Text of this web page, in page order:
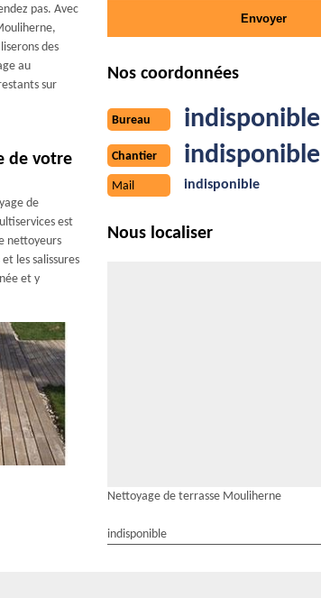
pas. Avec
des
au
sur
de votre
de
est
nettoyeurs
les salissures
et y
Nos coordonnées
Bureau indisponible
Chantier indisponible
Mail indisponible
Nous localiser
Nettoyage de terrasse Mouliherne
indisponible